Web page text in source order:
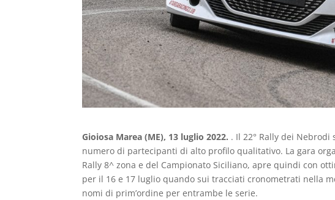
Gioiosa Marea (ME), 13 luglio 2022. . Il 22° Rally dei
numero di partecipanti di alto profilo qualitativo. La gara
Rally 8^ zona e del Campionato Siciliano, apre quindi con
per il 16 e 17 luglio quando sui tracciati cronometrati nella
nomi di prim’ordine per entrambe le serie.